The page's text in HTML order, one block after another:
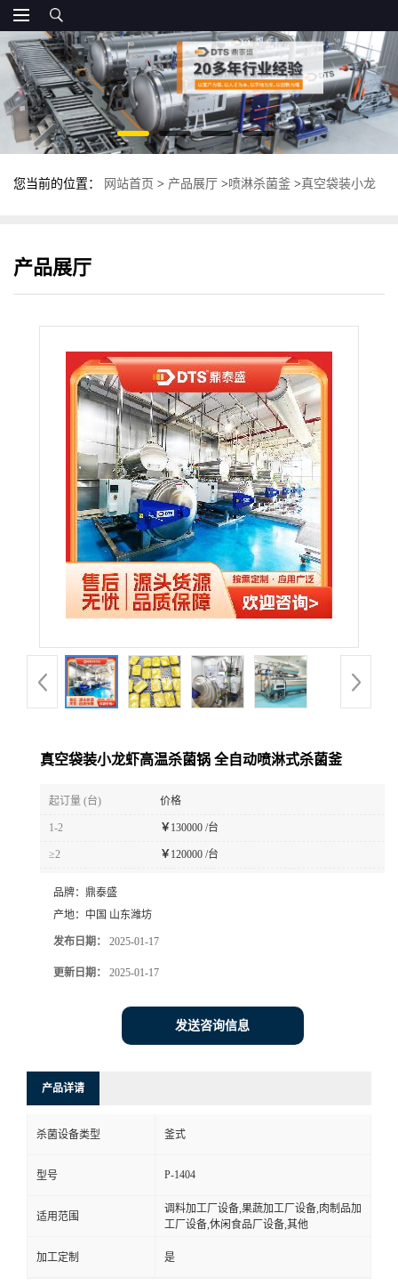
您当前的位置： 网站首页 > 产品展厅 >喷淋杀菌釜 >真空袋装小龙
产品展厅
真空袋装小龙虾高温杀菌锅 全自动喷淋式杀菌釜
起订量 (台) 价格
1-2 ￥ 130000 /台
≥2 ￥ 120000 /台
品牌： 鼎泰盛
产地： 中国 山东潍坊
发布日期： 2025-01-17
更新日期： 2025-01-17
发送咨询信息
产品详请
杀菌设备类型 釜式
型号 P-1404
适用范围
调料加工厂设备,果蔬加工厂设备,肉制品加
工厂设备,休闲食品厂设备,其他
加工定制 是